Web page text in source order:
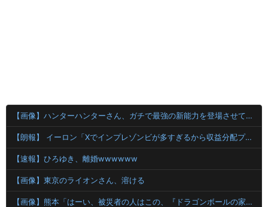
【画像】ハンターハンターさん、ガチで最強の新能力を登場させてしまうｗｗｗｗｗｗｗ
【朗報】 イーロン「Xでインプレゾンビが多すぎるから収益分配プログラムやめるわ」
【速報】ひろゆき、離婚wwwwww
【画像】東京のライオンさん、溶ける
【画像】熊本「はーい、被災者の人はこの、『ドラゴンボールの家』みたいな奴の中で過ごしてねー」